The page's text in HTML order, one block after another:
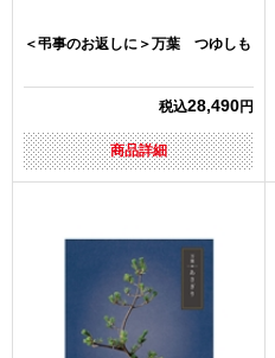
＜弔事のお返しに＞万葉 つゆしも
税込28,490円
商品詳細